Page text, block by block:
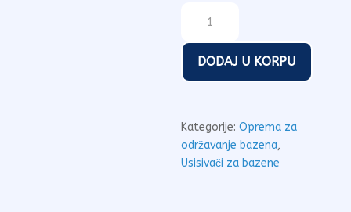
džakom
teleskopom
količina
DODAJ U KORPU
Kategorije:Oprema za
održavanje bazena,
Usisivači za bazene